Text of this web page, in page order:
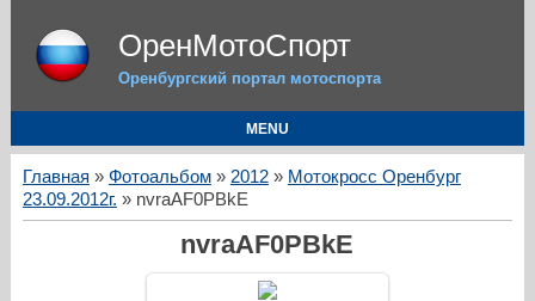
ОренМотоСпорт
Оренбургский портал мотоспорта
MENU
Главная » Фотоальбом» 2012» Мотокросс Оренбург
23.09.2012г. » nvraAF0PBkE
nvraAF0PBkE